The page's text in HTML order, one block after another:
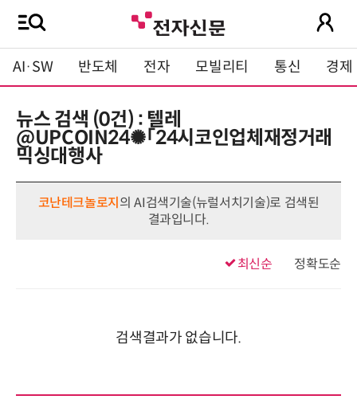
AI·SW 반도체 전자 모빌리티 통신 경제
뉴스 검색 (0건) : 텔레
@UPCOIN24✺「24시코인업체재정거래
믹싱대행사
코난테크놀로지 의 AI검색기술(뉴럴서치기술)로 검색된
결과입니다.
최신순 정확도순
검색결과가 없습니다.